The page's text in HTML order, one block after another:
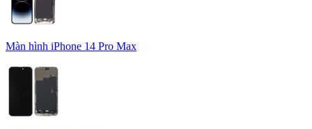
Màn hình iPhone 14 Pro Max